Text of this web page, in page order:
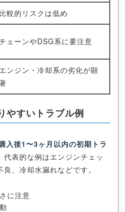
比較的リスクは低め
ェーンやDSG系に要注意
エンジン・冷却系の劣化が顕
やすいトラブル例
入後1〜3ヶ月以内の初期トラ
表的な例はエンジンチェッ
、冷却水漏れなどです。
に注意